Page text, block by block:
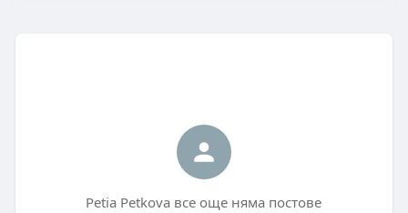
Petia Petkova все още няма постове